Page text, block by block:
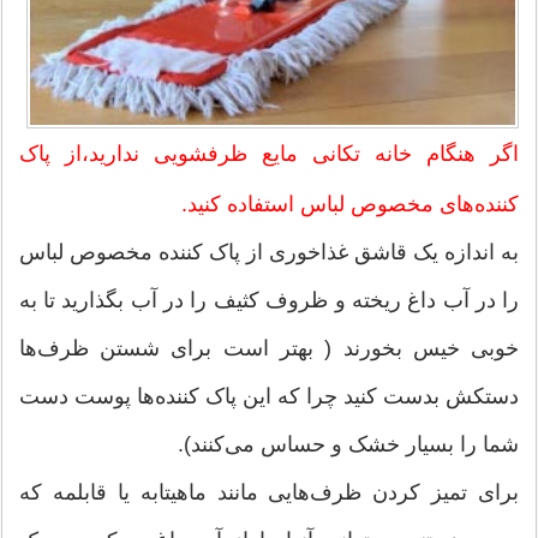
اگر هنگام خانه تکانی مایع ظرفشویی ندارید،از پاک
کننده‌های مخصوص لباس استفاده کنید.
به اندازه یک قاشق غذاخوری از پاک کننده مخصوص لباس
را در آب داغ ریخته و ظروف کثیف را در آب بگذارید تا به
خوبی خیس بخورند ( بهتر است برای شستن ظرف‌ها
دستکش بدست کنید چرا که این پاک کننده‌ها پوست دست
شما را بسیار خشک و حساس می‌کنند).
برای تمیز کردن ظرف‌هایی مانند ماهیتابه یا قابلمه که